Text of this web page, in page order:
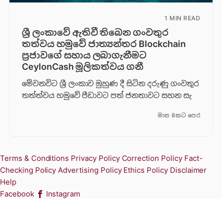
1 MIN READ
ශ්‍රී ලංකාවේ ඇතිවී තිබෙන ගංවතුර
තත්වය හමුවේ ජාත්‍යන්තර Blockchain
ප්‍රජාවගේ සහාය ලබාගැනීමට
CeylonCash මූලිකත්වය ග​නී
මේවනවිට ශ්‍රී ලංකාව මුහුණ දී සිටින දරුණු ගංවතුර
තත්ත්වය හමුවේ පීඩාවට පත් ජනතාවට සහන සැ
මාස 8කට පෙර
Terms & Conditions Privacy Policy Correction Policy Fact-
Checking Policy Advertising Policy Ethics Policy Disclaimer
Help
Facebook
Instagram